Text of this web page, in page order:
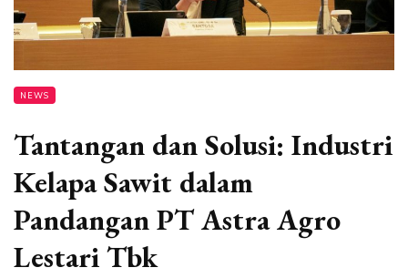
NEWS
Tantangan dan Solusi: Industri
Kelapa Sawit dalam
Pandangan PT Astra Agro
Lestari Tbk